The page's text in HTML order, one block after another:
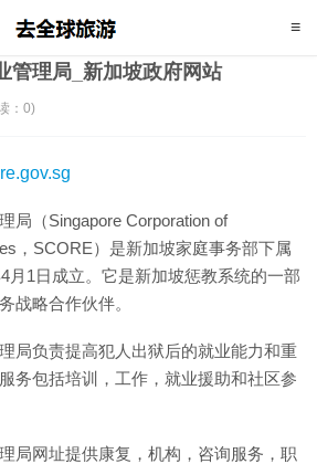
管理局_新加坡政府网站
：0)
局（Singapore Corporation of
，SCORE）是新加坡家庭事务部下属
月1日成立。它是新加坡惩教系统的一部
战略合作伙伴。
局负责提高犯人出狱后的就业能力和重
务包括培训，工作，就业援助和社区参
局网址提供康复，机构，咨询服务，职